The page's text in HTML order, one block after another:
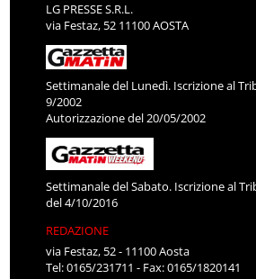
LG PRESSE S.R.L.
via Festaz, 52 11100 AOSTA
Settimanale del Lunedì. Iscrizione al
9/2002
Autorizzazione del 20/05/2002
Settimanale del Sabato. Iscrizione al
del 4/10/2016
REDAZIONE
via Festaz, 52 - 11100 Aosta
Tel: 0165/231711 - Fax: 0165/1820141